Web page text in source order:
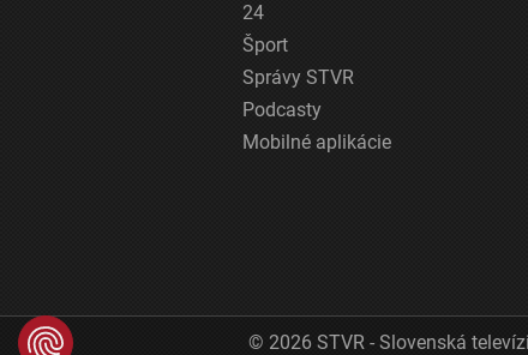
24
Šport
Správy STVR
Podcasty
Mobilné aplikácie
© 2026 STVR - Slovenská